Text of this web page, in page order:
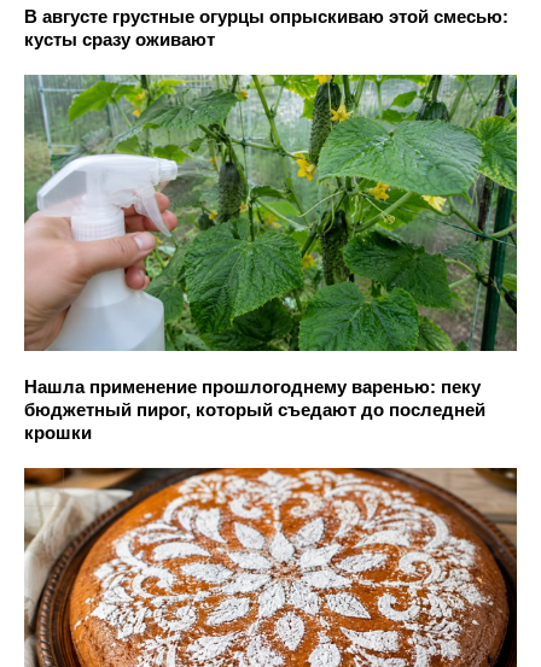
В августе грустные огурцы опрыскиваю этой смесью:
кусты сразу оживают
Нашла применение прошлогоднему варенью: пеку
бюджетный пирог, который съедают до последней
крошки